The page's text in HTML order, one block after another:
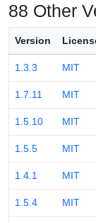
88 Other
Version
1.3.3 MIT
1.7.11 MIT
1.5.10 MIT
1.5.5 MIT
1.4.1 MIT
1.5.4 MIT